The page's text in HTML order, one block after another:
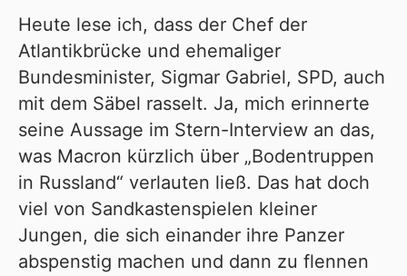
Heute lese ich, dass der Chef der
Atlantikbrücke und ehemaliger
Bundesminister, Sigmar Gabriel, SPD, auch
mit dem Säbel rasselt. Ja, mich erinnerte
seine Aussage im Stern-Interview an das,
was Macron kürzlich über „Bodentruppen
in Russland“ verlauten ließ. Das hat doch
viel von Sandkastenspielen kleiner
Jungen, die sich einander ihre Panzer
abspenstig machen und dann zu flennen